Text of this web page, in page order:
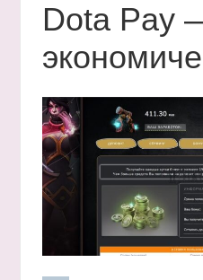
Dota Pay